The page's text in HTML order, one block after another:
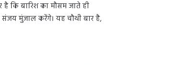
है कि बारिश का मौसम जाते ही
संजय मुंजाल करेंगे। यह चौथी बार है,